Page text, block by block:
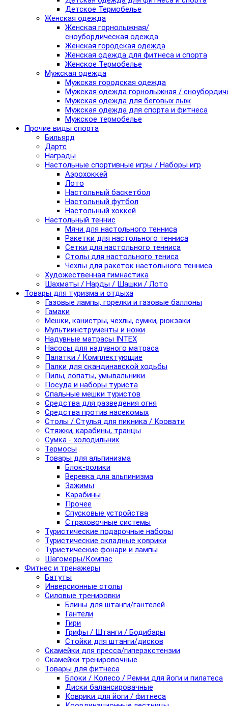
Детское Термобелье
Женская одежда
Женская горнолыжная/
сноубордическая одежда
Женская городская одежда
Женская одежда для фитнеса и спорта
Женское Термобелье
Мужская одежда
Мужская городская одежда
Мужская одежда горнолыжная /
Мужская одежда для беговых лыж
Мужская одежда для спорта и фитнеса
Мужское термобелье
Прочие виды спорта
Бильярд
Дартс
Награды
Настольные спортивные игры / Наборы игр
Аэрохоккей
Лото
Настольный баскетбол
Настольный футбол
Настольный хоккей
Настольный теннис
Мячи для настольного тенниса
Ракетки для настольного тенниса
Сетки для настольного тенниса
Столы для настольного тениса
Чехлы для ракеток настольного тенниса
Художественная гимнастика
Шахматы / Нарды / Шашки / Лото
Товары для туризма и отдыха
Газовые лампы, горелки и газовые баллоны
Гамаки
Мешки, канистры, чехлы, сумки, рюкзаки
Мультиинструменты и ножи
Надувные матрасы INTEX
Насосы для надувного матраса
Палатки / Комплектующие
Палки для скандинавской ходьбы
Пилы, лопаты, умывальники
Посуда и наборы туриста
Спальные мешки туристов
Средства для разведения огня
Средства против насекомых
Столы / Стулья для пикника / Кровати
Стяжки, карабины, транцы
Сумка - холодильник
Термосы
Товары для альпинизма
Блок-ролики
Веревка для альпинизма
Зажимы
Карабины
Прочее
Спусковые устройства
Страховочные системы
Туристические подарочные наборы
Туристические складные коврики
Туристические фонари и лампы
Шагомеры/Компас
Фитнес и тренажеры
Батуты
Инверсионные столы
Силовые тренировки
Блины для штанги/гантелей
Гантели
Гири
Грифы / Штанги / Бодибары
Стойки для штанги/дисков
Скамейки для пресса/гиперэкстензии
Скамейки тренировочные
Товары для фитнеса
Блоки / Колесо / Ремни для йоги и пилатеса
Диски балансировачные
Коврики для йоги / фитнеса